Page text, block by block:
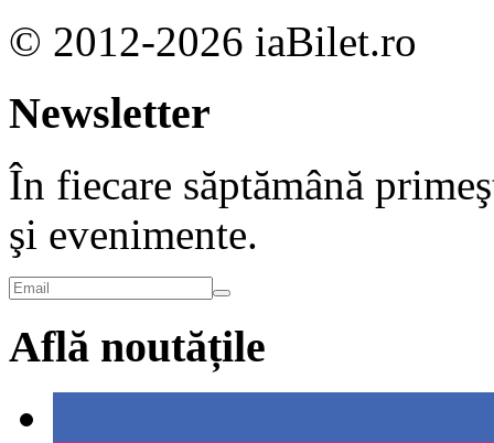
© 2012-2026 iaBilet.ro
Newsletter
În fiecare săptămână
şi evenimente.
Află noutățile